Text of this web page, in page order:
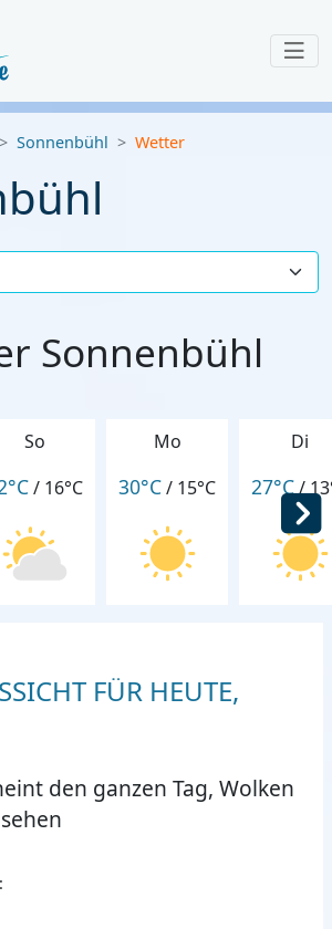
Sonnenbühl Wetter
Sonnenbühl
So
/ 16°C
Mo
30°C/ 15°C
Di
27°C/
FÜR HEUTE,
den ganzen Tag, Wolken